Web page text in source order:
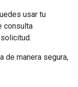
usar tu
consulta
de manera segura,